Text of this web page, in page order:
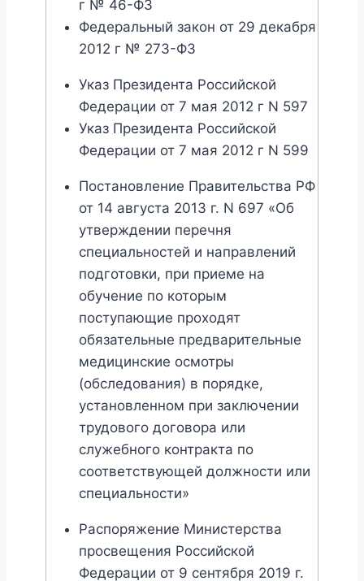
г № 46-ФЗ
Федеральный закон от 29 декабря
2012 г № 273-ФЗ
Указ Президента Российской
Федерации от 7 мая 2012 г N 597
Указ Президента Российской
Федерации от 7 мая 2012 г N 599
Постановление Правительства РФ
от 14 августа 2013 г. N 697 «Об
утверждении перечня
специальностей и направлений
подготовки, при приеме на
обучение по которым
поступающие проходят
обязательные предварительные
медицинские осмотры
(обследования) в порядке,
установленном при заключении
трудового договора или
служебного контракта по
соответствующей должности или
специальности»
Распоряжение Министерства
просвещения Российской
Федерации от 9 сентября 2019 г.